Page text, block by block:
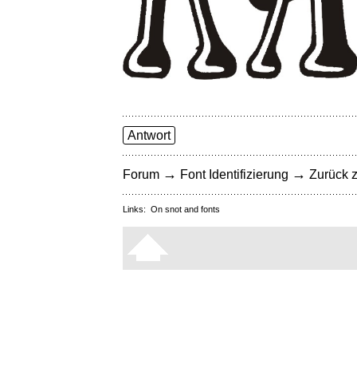
Antwort
Forum → Font Identifizierung → Zurück
Links: On snot and fonts